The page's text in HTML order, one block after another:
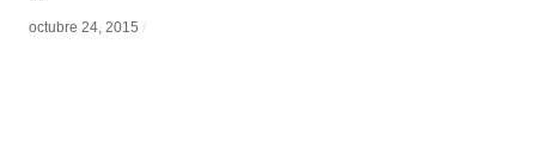
octubre 24, 2015 /
octubre 24, 2015 /